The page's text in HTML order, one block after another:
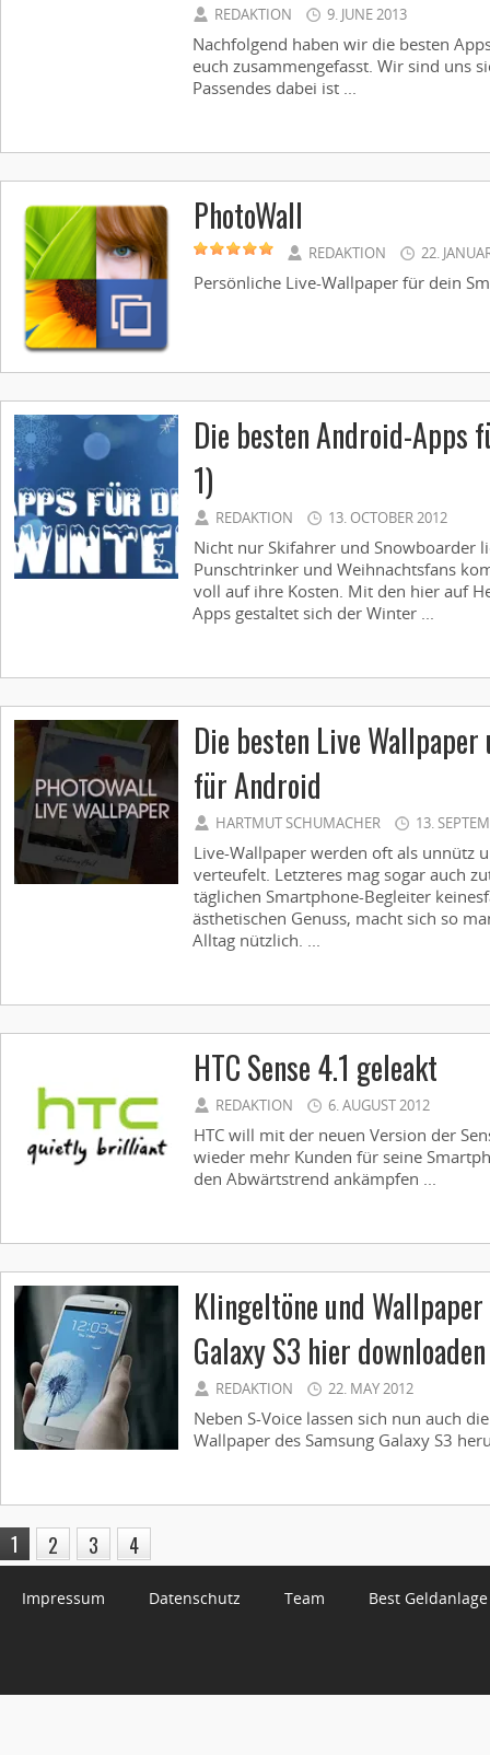
REDAKTION 9. JUNE 2013
Nachfolgend haben wir die besten
euch zusammengefasst. Wir sind uns
Passendes dabei ist ...
PhotoWall
REDAKTION 22.
Persönliche Live-Wallpaper für dein
Die besten Android-Apps
1)
REDAKTION 13. OCTOBER 2012
Nicht nur Skifahrer und Snowboarder
Punschtrinker und Weihnachtsfans
voll auf ihre Kosten. Mit den hier auf
Apps gestaltet sich der Winter ...
Die besten Live
für Android
HARTMUT SCHUMACHER 13.
Live-Wallpaper werden oft als unnütz
verteufelt. Letzteres mag sogar auch
täglichen Smartphone-Begleiter
ästhetischen Genuss, macht sich so
Alltag nützlich. ...
HTC Sense 4.1 geleakt
REDAKTION 6. AUGUST 2012
HTC will mit der neuen Version der
wieder mehr Kunden für seine
den Abwärtstrend ankämpfen ...
Klingeltöne und
Galaxy S3 hier downloaden
REDAKTION 22. MAY 2012
Neben S-Voice lassen sich nun auch
Wallpaper des Samsung Galaxy S3
1 2 3 4
Impressum Datenschutz Team Best Geldanlage